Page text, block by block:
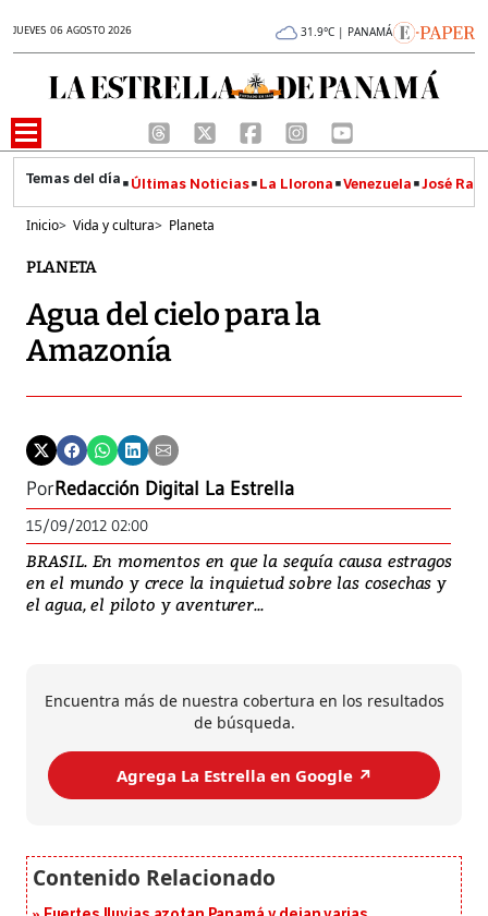
JUEVES 06 AGOSTO 2026 31.9°C | PANAMÁ
Últimas Noticias La Llorona Venezuela José
Inicio> Vida y cultura> Planeta
PLANETA
Agua del cielo para la
Amazonía
PorRedacción Digital La Estrella
15/09/2012 02:00
BRASIL. En momentos en que la sequía causa estragos
en el mundo y crece la inquietud sobre las cosechas y
el agua, el piloto y aventurer...
Encuentra más de nuestra cobertura en los resultados
de búsqueda.
Agrega La Estrella en Google ↗️